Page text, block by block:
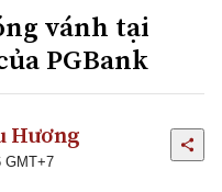
vánh tại
PGBank
Hương
GMT+7